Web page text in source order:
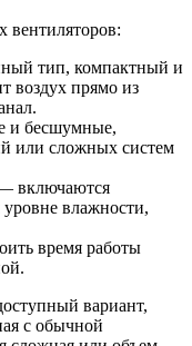
вентиляторов:
тип, компактный и
воздух прямо из
и бесшумные,
или сложных систем
включаются
влажности,
время работы
вариант,
с обычной